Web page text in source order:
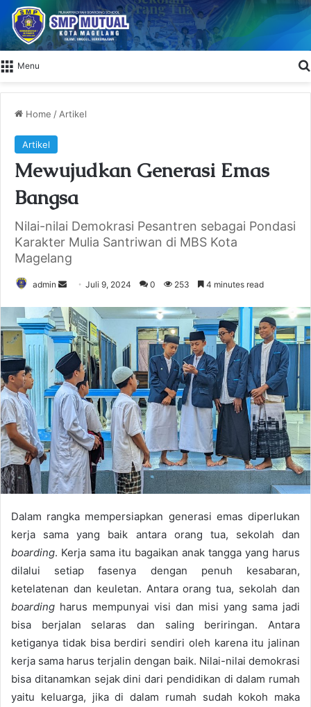
Menu
Home / Artikel
Artikel
Mewujudkan Generasi Emas
Bangsa
Nilai-nilai Demokrasi Pesantren sebagai Pondasi
Karakter Mulia Santriwan di MBS Kota
Magelang
admin
n
d
a
e
m
i
l
Juli 9, 2024 0 253 4 minutes read
Dalam rangka mempersiapkan generasi emas diperlukan
kerja sama yang baik antara orang tua, sekolah dan
boarding. Kerja sama itu bagaikan anak tangga yang harus
dilalui setiap fasenya dengan penuh kesabaran,
ketelatenan dan keuletan. Antara orang tua, sekolah dan
boarding harus mempunyai visi dan misi yang sama jadi
bisa berjalan selaras dan saling beriringan. Antara
ketiganya tidak bisa berdiri sendiri oleh karena itu jalinan
kerja sama harus terjalin dengan baik. Nilai-nilai demokrasi
bisa ditanamkan sejak dini dari pendidikan di dalam rumah
yaitu keluarga, jika di dalam rumah sudah kokoh maka